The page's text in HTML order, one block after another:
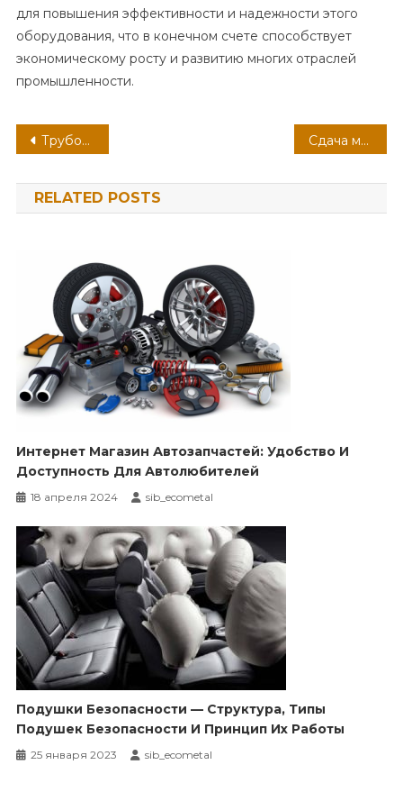
для повышения эффективности и надежности этого
оборудования, что в конечном счете способствует
экономическому росту и развитию многих отраслей
промышленности.
Навигация
по
записям
Трубопроводная и Запорная Арматура: Необходимые Компоненты Обеспечения Надежности и Функциональности Систем Сдача металла: Полезное дело для экологии и финансов
RELATED POSTS
Интернет Магазин Автозапчастей: Удобство И
Доступность Для Автолюбителей
18 апреля 2024 sib_ecometal
Подушки Безопасности — Структура, Типы
Подушек Безопасности И Принцип Их Работы
25 января 2023 sib_ecometal